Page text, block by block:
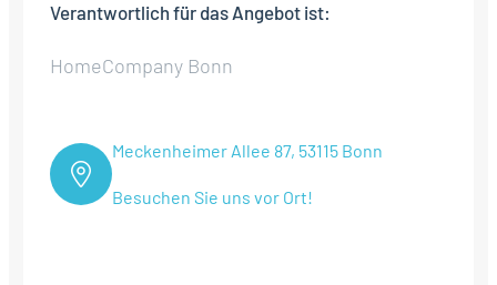
Verantwortlich für das Angebot ist:
HomeCompany Bonn
Meckenheimer Allee 87, 53115 Bonn
Besuchen Sie uns vor Ort!